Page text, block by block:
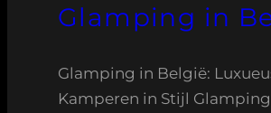
Glamping in
Glamping in België:
Kamperen in Stijl